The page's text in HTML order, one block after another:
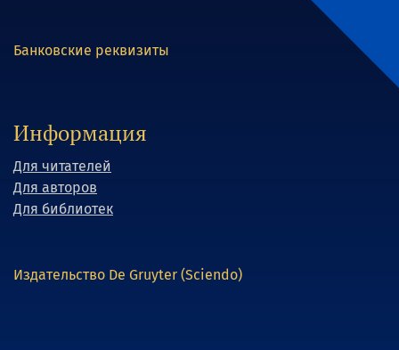
Банковские реквизиты
Информация
Для читателей
Для авторов
Для библиотек
Издательство De Gruyter (Sciendo)